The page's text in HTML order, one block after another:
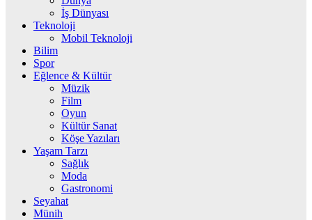
İş Dünyası
Teknoloji
Mobil Teknoloji
Bilim
Spor
Eğlence & Kültür
Müzik
Film
Oyun
Kültür Sanat
Köşe Yazıları
Yaşam Tarzı
Sağlık
Moda
Gastronomi
Seyahat
Münih